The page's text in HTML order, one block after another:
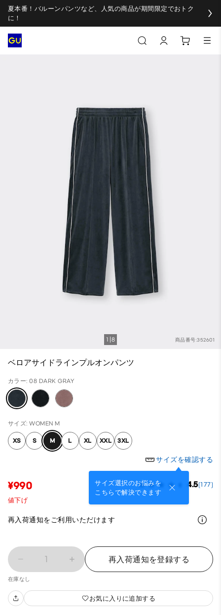
夏本番！バルーンパンツなど、人気の商品が期間限定でおトク
に！
商品番号:352601
1 8
ベロアサイドラインプルオンパンツ
カラー: 08 DARK GRAY
サイズ: WOMEN M
XS S M L XL XXL 3XL
サイズを確認する
サイズ選択のお悩みを
こちらで解決できます
¥990 4.5(177)
値下げ
再入荷通知をご利用いただけます
1 再入荷通知を登録する
在庫なし
お気に入りに追加する